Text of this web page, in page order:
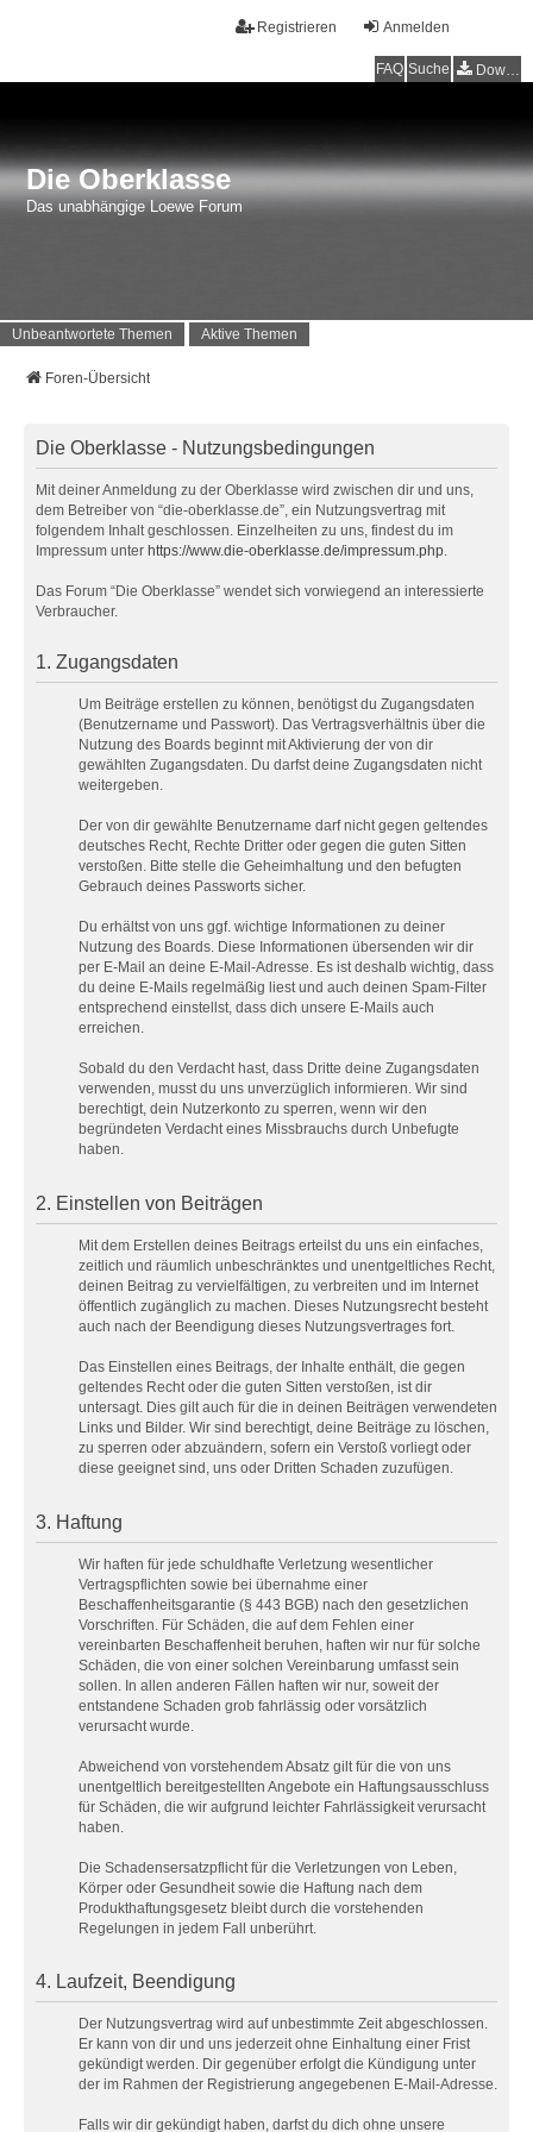
Anmelden
Registrieren
FAQ Suche Downloads
Die Oberklasse
Das unabhängige Loewe Forum
Unbeantwortete Themen Aktive Themen
Foren-Übersicht
Die Oberklasse - Nutzungsbedingungen
Mit deiner Anmeldung zu der Oberklasse wird zwischen dir und uns,
dem Betreiber von “die-oberklasse.de”, ein Nutzungsvertrag mit
folgendem Inhalt geschlossen. Einzelheiten zu uns, findest du im
Impressum unter https://www.die-oberklasse.de/impressum.php.
Das Forum “Die Oberklasse” wendet sich vorwiegend an interessierte
Verbraucher.
1. Zugangsdaten
Um Beiträge erstellen zu können, benötigst du Zugangsdaten
(Benutzername und Passwort). Das Vertragsverhältnis über die
Nutzung des Boards beginnt mit Aktivierung der von dir
gewählten Zugangsdaten. Du darfst deine Zugangsdaten nicht
weitergeben.
Der von dir gewählte Benutzername darf nicht gegen geltendes
deutsches Recht, Rechte Dritter oder gegen die guten Sitten
verstoßen. Bitte stelle die Geheimhaltung und den befugten
Gebrauch deines Passworts sicher.
Du erhältst von uns ggf. wichtige Informationen zu deiner
Nutzung des Boards. Diese Informationen übersenden wir dir
per E-Mail an deine E-Mail-Adresse. Es ist deshalb wichtig, dass
du deine E-Mails regelmäßig liest und auch deinen Spam-Filter
entsprechend einstellst, dass dich unsere E-Mails auch
erreichen.
Sobald du den Verdacht hast, dass Dritte deine Zugangsdaten
verwenden, musst du uns unverzüglich informieren. Wir sind
berechtigt, dein Nutzerkonto zu sperren, wenn wir den
begründeten Verdacht eines Missbrauchs durch Unbefugte
haben.
2. Einstellen von Beiträgen
Mit dem Erstellen deines Beitrags erteilst du uns ein einfaches,
zeitlich und räumlich unbeschränktes und unentgeltliches Recht,
deinen Beitrag zu vervielfältigen, zu verbreiten und im Internet
öffentlich zugänglich zu machen. Dieses Nutzungsrecht besteht
auch nach der Beendigung dieses Nutzungsvertrages fort.
Das Einstellen eines Beitrags, der Inhalte enthält, die gegen
geltendes Recht oder die guten Sitten verstoßen, ist dir
untersagt. Dies gilt auch für die in deinen Beiträgen verwendeten
Links und Bilder. Wir sind berechtigt, deine Beiträge zu löschen,
zu sperren oder abzuändern, sofern ein Verstoß vorliegt oder
diese geeignet sind, uns oder Dritten Schaden zuzufügen.
3. Haftung
Wir haften für jede schuldhafte Verletzung wesentlicher
Vertragspflichten sowie bei übernahme einer
Beschaffenheitsgarantie (§ 443 BGB) nach den gesetzlichen
Vorschriften. Für Schäden, die auf dem Fehlen einer
vereinbarten Beschaffenheit beruhen, haften wir nur für solche
Schäden, die von einer solchen Vereinbarung umfasst sein
sollen. In allen anderen Fällen haften wir nur, soweit der
entstandene Schaden grob fahrlässig oder vorsätzlich
verursacht wurde.
Abweichend von vorstehendem Absatz gilt für die von uns
unentgeltlich bereitgestellten Angebote ein Haftungsausschluss
für Schäden, die wir aufgrund leichter Fahrlässigkeit verursacht
haben.
Die Schadensersatzpflicht für die Verletzungen von Leben,
Körper oder Gesundheit sowie die Haftung nach dem
Produkthaftungsgesetz bleibt durch die vorstehenden
Regelungen in jedem Fall unberührt.
4. Laufzeit, Beendigung
Der Nutzungsvertrag wird auf unbestimmte Zeit abgeschlossen.
Er kann von dir und uns jederzeit ohne Einhaltung einer Frist
gekündigt werden. Dir gegenüber erfolgt die Kündigung unter
der im Rahmen der Registrierung angegebenen E-Mail-Adresse.
Falls wir dir gekündigt haben, darfst du dich ohne unsere